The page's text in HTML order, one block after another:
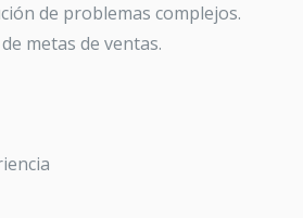
de problemas complejos.
metas de ventas.